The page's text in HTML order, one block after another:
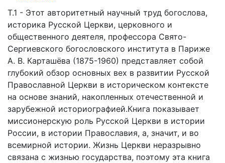
Т.1 - Этот авторитетный научный труд богослова,
историка Русской Церкви, церковного и
общественного деятеля, профессора Свято-
Сергиевского богословского института в Париже
А. В. Карташёва (1875-1960) представляет собой
глубокий обзор основных вех в развитии Русской
Православной Церкви в историческом контексте
на основе знаний, накопленных отечественной и
зарубежной историографией.Книга показывает
миссионерскую роль Русской Церкви в истории
России, в истории Православия, а, значит, и во
всемирной истории. Жизнь Церкви неразрывно
связана с жизнью государства, поэтому эта книга